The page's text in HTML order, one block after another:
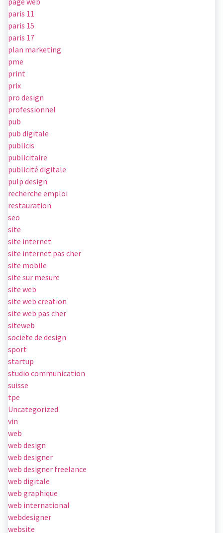
paris 11
paris 15
paris 17
plan marketing
pme
print
prix
pro design
professionnel
pub
pub digitale
publicis
publicitaire
publicité digitale
pulp design
recherche emploi
restauration
seo
site
site internet
site internet pas cher
site mobile
site sur mesure
site web
site web creation
site web pas cher
siteweb
societe de design
sport
startup
studio communication
suisse
tpe
Uncategorized
vin
web
web design
web designer
web designer freelance
web digitale
web graphique
web international
webdesigner
website